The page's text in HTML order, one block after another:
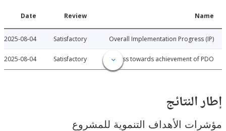
Overall Implementation
Satisfactory
2025-08-04
Progress towards achievement of
Satisfactory
2025-08-04
الأهداف التنموية للمشروع